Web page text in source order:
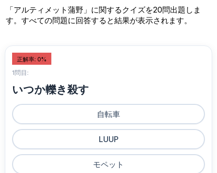
「アルティメット蒲野」に関するクイズを20問出題しま
す。すべての問題に回答すると結果が表示されます。
正解率: 0%
1問目:
いつか轢き殺す
自転車
LUUP
モペット